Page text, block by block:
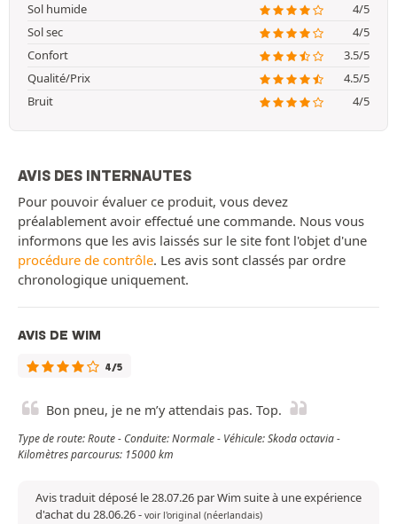
Sol humide
4/5
Sol sec
4/5
Confort
3.5/5
Qualité/Prix
4.5/5
Bruit
4/5
AVIS DES INTERNAUTES
Pour pouvoir évaluer ce produit, vous devez
préalablement avoir effectué une commande. Nous vous
informons que les avis laissés sur le site font l'objet d'une
procédure de contrôle. Les avis sont classés par ordre
chronologique uniquement.
AVIS DE WIM
4/5
Bon pneu, je ne m’y attendais pas. Top.
Type de route: Route - Conduite: Normale - Véhicule: Skoda octavia -
Kilomètres parcourus: 15000 km
Avis traduit déposé le 28.07.26 par Wim suite à une expérience
d'achat du 28.06.26- voir l'original (néerlandais)